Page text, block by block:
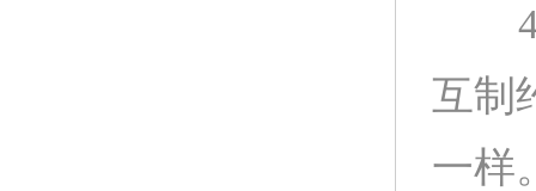
4
互制
一样